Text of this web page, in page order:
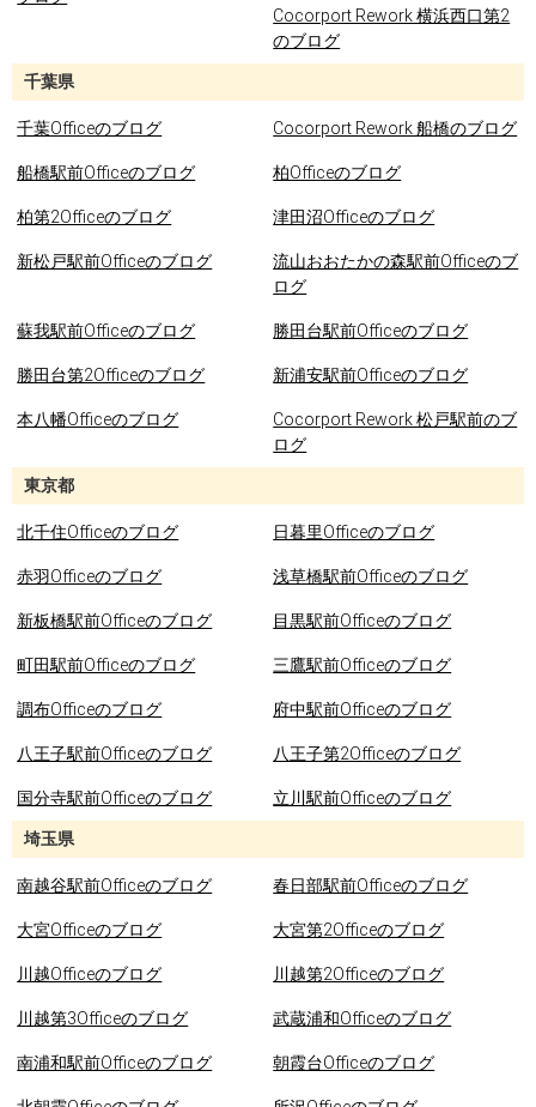
Cocorport Rework 横浜西口第2
のブログ
千葉県
千葉Officeのブログ Cocorport Rework 船橋のブログ
船橋駅前Officeのブログ 柏Officeのブログ
柏第2Officeのブログ 津田沼Officeのブログ
新松戸駅前Officeのブログ
流山おおたかの森駅前Officeのブ
ログ
蘇我駅前Officeのブログ 勝田台駅前Officeのブログ
勝田台第2Officeのブログ 新浦安駅前Officeのブログ
本八幡Officeのブログ
Cocorport Rework 松戸駅前のブ
ログ
東京都
北千住Officeのブログ 日暮里Officeのブログ
赤羽Officeのブログ 浅草橋駅前Officeのブログ
新板橋駅前Officeのブログ 目黒駅前Officeのブログ
町田駅前Officeのブログ 三鷹駅前Officeのブログ
調布Officeのブログ 府中駅前Officeのブログ
八王子駅前Officeのブログ 八王子第2Officeのブログ
国分寺駅前Officeのブログ 立川駅前Officeのブログ
埼玉県
南越谷駅前Officeのブログ 春日部駅前Officeのブログ
大宮Officeのブログ 大宮第2Officeのブログ
川越Officeのブログ 川越第2Officeのブログ
川越第3Officeのブログ 武蔵浦和Officeのブログ
南浦和駅前Officeのブログ 朝霞台Officeのブログ